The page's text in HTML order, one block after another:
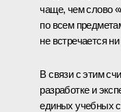
чаще, чем слово
по всем
не встречается ни
В связи с этим
разработке и
единых учебных